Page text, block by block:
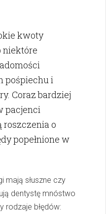
kwoty
niektóre
pośpiechu i
Coraz bardziej
pacjenci
o
popełnione w
mają słuszne czy
dentystę mnóstwo
rodzaje błędów: